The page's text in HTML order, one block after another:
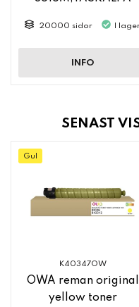
20000 sidor I
INFO
SENAST
Gul
K40347OW
OWA reman original
yellow toner